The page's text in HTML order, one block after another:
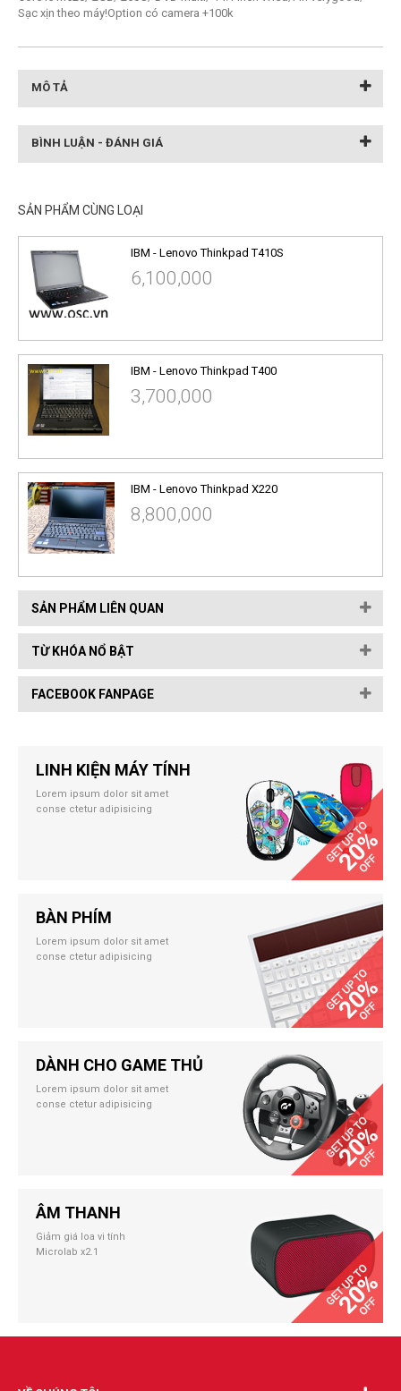
Sạc xịn theo máy!Option có camera +100k
MÔ TẢ
BÌNH LUẬN - ĐÁNH GIÁ
SẢN PHẨM CÙNG LOẠI
IBM - Lenovo Thinkpad T410S
6,100,000
IBM - Lenovo Thinkpad T400
3,700,000
IBM - Lenovo Thinkpad X220
8,800,000
SẢN PHẨM LIÊN QUAN
TỪ KHÓA NỔ BẬT
FACEBOOK FANPAGE
LINH KIỆN MÁY TÍNH
Lorem ipsum dolor sit amet
conse ctetur adipisicing
BÀN PHÍM
Lorem ipsum dolor sit amet
conse ctetur adipisicing
DÀNH CHO GAME THỦ
Lorem ipsum dolor sit amet
conse ctetur adipisicing
ÂM THANH
Giảm giá loa vi tính
Microlab x2.1